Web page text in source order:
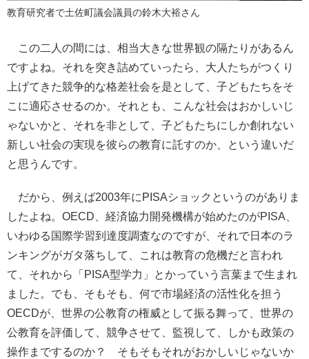
教育研究者で土佐町議会議員の鈴木大裕さん
この二人の間には、相当大きな世界観の隔たりがあるん
ですよね。それを突き詰めていったら、大人たちがつくり
上げてきた競争的な格差社会を是として、子どもたちをそ
こに適応させるのか。それとも、こんな社会はおかしいじ
ゃないかと、それを非として、子どもたちにしか創れない
新しい社会の実現を彼らの教育に託すのか、という違いだ
と思うんです。
だから、例えば2003年にPISAショックというのがありま
したよね。OECD、経済協力開発機構が始めたのがPISA、
いわゆる国際学習到達度調査なのですが、それで日本のラ
ンキングがガタ落ちして、これは教育の危機だと言われ
て、それから「PISA型学力」とかっていう言葉まで生まれ
ました。でも、そもそも、何で市場経済の活性化を担う
OECDが、世界の公教育の権威として振る舞って、世界の
公教育を評価して、競争させて、監視して、しかも政策の
操作までするのか？ そもそもそれがおかしいじゃないか